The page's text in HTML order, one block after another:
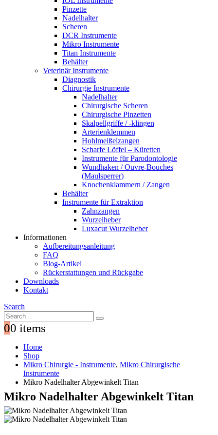
Pinzette
Nadelhalter
Scheren
DCR Instrumente
Mikro Instrumente
Titan Instrumente
Behälter
Veterinär Instrumente
Diagnostik
Chirurgie Instrumente
Nadelhalter
Chirurgische Scheren
Chirurgische Pinzetten
Skalpellgriffe / -klingen
Arterienklemmen
Hohlmeißelzangen
Scharfe Löffel – Küretten
Instrumente für Parodontologie
Wundhaken / Ouvre-Bouches
(Maulsperrer)
Knochenklammern / Zangen
Behälter
Instrumente für Extraktion
Zahnzangen
Wurzelheber
Luxacut Wurzelheber
Informationen
Aufbereitungsanleitung
FAQ
Blog-Artikel
Rückerstattungen und Rückgabe
Downloads
Kontakt
Search
00 items
Home
Shop
Mikro Chirurgie - Instrumente, Mikro Chirurgische
Instrumente
Mikro Nadelhalter Abgewinkelt Titan
Mikro Nadelhalter Abgewinkelt Titan